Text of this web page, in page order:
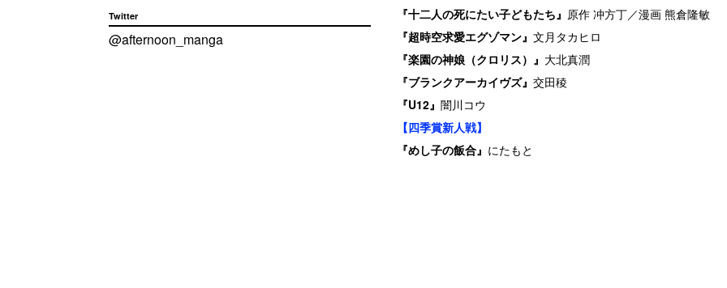
Twitter
@afternoon_manga
『十二人の死にたい子どもたち』 原作 冲方丁／漫画 熊倉隆敏
『超時空求愛エグゾマン』文月タカヒロ
『楽園の神娘（クロリス）』 大北真潤
『ブランクアーカイヴズ』交田稜
『U12』闇川コウ
【四季賞新人戦】
『めし子の飯合』 にたもと